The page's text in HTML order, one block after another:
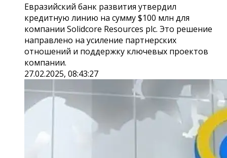
Евразийский банк развития утвердил
кредитную линию на сумму $100 млн для
компании Solidcore Resources plc. Это решение
направлено на усиление партнерских
отношений и поддержку ключевых проектов
компании.
27.02.2025, 08:43:27